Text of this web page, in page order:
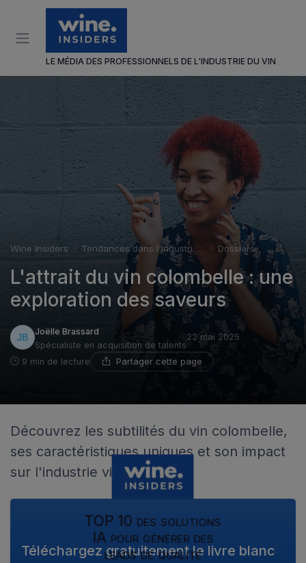
LE MÉDIA DES PROFESSIONNELS DE L'INDUSTRIE DU VIN
Wine Insiders Tendances dans l'industrie du vin Dossiers
L'attrait du vin colombelle : une
exploration des saveurs
Joëlle Brassard
Spécialiste en acquisition de talents
22 mai 2025
9 min de lecture Partager cette page
Découvrez les subtilités du vin colombelle,
ses caractéristiques uniques et son impact
sur l'industrie viticole.
TOP 10 des solutions
IA pour générer des
leads de qualité
Téléchargez gratuitement le livre blanc
Panneau de gestion des cookies